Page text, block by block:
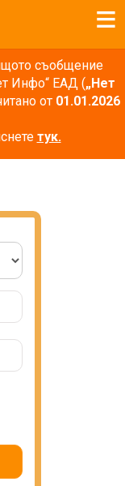
съобщение
Инфо“ ЕАД („Нет
от 01.01.2026
тук.